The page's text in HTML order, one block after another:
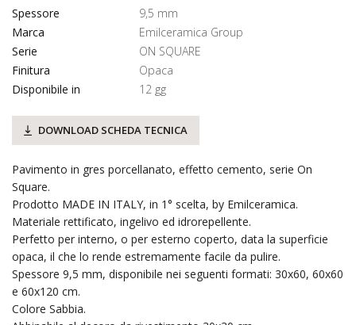
Spessore
9,5 mm
Marca
Emilceramica Group
Serie
ON SQUARE
Finitura
Opaca
Disponibile in
12 gg
DOWNLOAD SCHEDA TECNICA
Pavimento in gres porcellanato, effetto cemento, serie On
Square.
Prodotto MADE IN ITALY, in 1° scelta, by Emilceramica.
Materiale rettificato, ingelivo ed idrorepellente.
Perfetto per interno, o per esterno coperto, data la superficie
opaca, il che lo rende estremamente facile da pulire.
Spessore 9,5 mm, disponibile nei seguenti formati: 30x60, 60x60
e 60x120 cm.
Colore Sabbia.